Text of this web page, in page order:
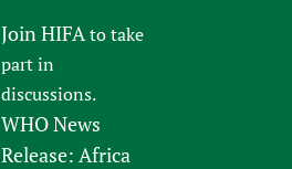
Join HIFAto take
part in
discussions.
WHO News
Release: Africa